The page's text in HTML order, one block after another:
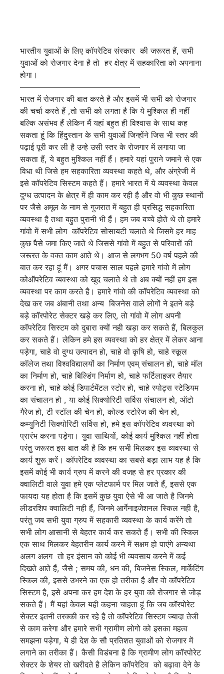
भारतीय युवाओं के लिए कॉपरेटिव संस्कार की जरूरत हैं, सभी
युवाओं को रोजगार देना है तो हर क्षेत्र में सहकारिता को अपनाना
होगा।
———————————————
भारत में रोजगार की बात करते है और इसमें भी सभी को रोजगार
की चर्चा करते हैं ,तो सभी को लगता है कि ये मुश्किल ही नहीं
बल्कि असंभव हैं लेकिन मैं यहां बहुत ही विश्वास के साथ कह
सकता हूं कि हिंदुस्तान के सभी युवाओं जिन्होंने जिस भी स्तर की
पढ़ाई पूरी कर ली है उन्हे उसी स्तर के रोजगार में लगाया जा
सकता हैं, ये बहुत मुश्किल नहीं हैं। हमारे यहां पुराने जमाने से एक
विधा थी जिसे हम सहकारिता व्यवस्था कहते थे, और अंग्रेजी में
इसे कॉपरेटिव सिस्टम कहते हैं। हमारे भारत में ये व्यवस्था केवल
दुग्ध उत्पादन के क्षेत्र में ही काम कर रही है और वो भी कुछ स्थानों
पर जैसे अमूल के नाम से गुजरात में बहुत ही प्रसिद्ध सहकारिता
व्यवस्था है तथा बहुत पुरानी भी हैं। हम जब बच्चे होते थे तो हमारे
गांवो में सभी लोग कॉपरेटिव सोसायटी चलाते थे जिसमे हर माह
कुछ पैसे जमा किए जाते थे जिससे गांवो में बहुत से परिवारों की
जरूरत के वक्त काम आते थे। आज से लगभग 50 वर्ष पहले की
बात कर रहा हूं मैं। अगर पचास साल पहले हमारे गांवो में लोग
कोऑपरेटिव व्यवस्था को खुद चलाते थे तो अब क्यों नहीं हम इस
व्यवस्था पर काम करते है। हमारे गांवो की कॉपरेटिव व्यवस्था को
देख कर जब अंबानी तथा अन्य बिजनेस वाले लोगों ने इतने बड़े
बड़े कॉरपोरेट सेक्टर खड़े कर लिए, तो गांवो में लोग अपनी
कॉपरेटिव सिस्टम को दुबारा क्यों नही खड़ा कर सकते हैं, बिलकुल
कर सकते हैं। लेकिन हमे इस व्यवस्था को हर क्षेत्र में लेकर आना
पड़ेगा, चाहे वो दुग्ध उत्पादन हो, चाहे वो कृषि हो, चाहे स्कूल
कॉलेज तथा विश्वविद्यालयों का निर्माण एवम् संचालन हो, चाहे मॉल
का निर्माण हो, चाहे बिल्डिंग निर्माण हो, चाहे फर्टिलाइजर तैयार
करना हो, चाहे कोई डिपार्टमेंटल स्टोर हो, चाहे स्पोट्र्स स्टेडियम
का संचालन हो , या कोई सिक्योरिटी सर्विस संचालन हो, ऑटो
गैरेज हो, टी स्टॉल की चेन हो, कोल्ड स्टोरेज की चेन हो,
कम्युनिटी सिक्योरिटी सर्विस हो, हमे इस कॉपरेटिव व्यवस्था को
प्रारंभ करना पड़ेगा। युवा साथियों, कोई कार्य मुश्किल नहीं होता
परंतु जरूरत इस बात की है कि हम सभी मिलकर इस व्यवस्था से
कार्य शुरू करें। कॉपरेटिव व्यवस्था का सबसे बड़ा लाभ यह है कि
इसमें कोई भी कार्य ग्रुप में करने की वजह से हर प्रकार की
क्वालिटी वाले युवा हमे एक प्लेटफार्म पर मिल जाते हैं, इससे एक
फायदा यह होता है कि इसमें कुछ युवा ऐसे भी आ जाते है जिनमे
लीडरशिप क्वालिटी नही हैं, जिनमे आर्गेनाइजेशनल स्किल नही है,
परंतु जब सभी युवा ग्रुप में सहकारी व्यवस्था के कार्य करेंगे तो
सभी लोग आसानी से बेहतर कार्य कर सकते हैं। सभी की स्किल
एक साथ मिलकर बेहतरीन कार्य करने में सक्षम हो पाएंगे अन्यथा
अलग अलग तो हर इंसान को कोई भी व्यवसाय करने में कई
दिखते आते हैं, जैसे ; समय की, धन की, बिजनेस स्किल, मार्केटिंग
स्किल की, इससे उभरने का एक हो तरीका है और वो कॉपरेटिव
सिस्टम है, इसे अपना कर हम देश के हर युवा को रोजगार से जोड़
सकते हैं। मैं यहां केवल यही कहना चाहता हूं कि जब कॉरपोरेट
सेक्टर इतनी तरक्की कर रहे है तो कॉपरेटिव सिस्टम ज्यादा तेजी
से काम करेगा और हमारे सभी ग्रामीण लोगो को इसका महत्व
समझना पड़ेगा, ये ही देश के सौ प्रतिशत युवाओं को रोजगार में
लगाने का तरीका हैं। कैसी विडंबना है कि ग्रामीण लोग कॉरपोरेट
सेक्टर के शेयर तो खरीदते है लेकिन कॉपरेटिव को बढ़ावा देने के